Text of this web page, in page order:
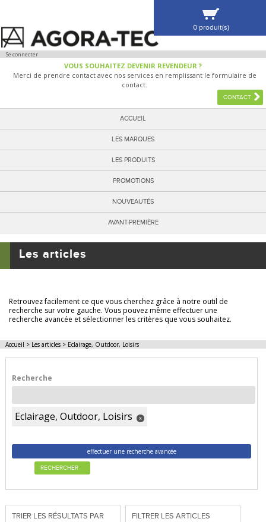
Se connecter
VOUS SOUHAITEZ DEVENIR REVENDEUR ?
Merci de prendre contact avec nos services en remplissant le formulaire de
contact.
CONTACT
ACCUEIL
LES MARQUES
LES PRODUITS
PROMOTIONS
NOUVEAUTÉS
AVANT-PREMIÈRE
0 produit(s)
VOIR MA SÉLECTION
Les articles
Retrouvez facilement ce que vous cherchez grâce à notre outil de
recherche sur votre gauche. Vous pouvez même effectuer une
recherche avancée et sélectionner les critères que vous souhaitez.
Accueil > Les articles> Eclairage, Outdoor, Loisirs
Recherche
Eclairage, Outdoor, Loisirs x
effectuer une recherche avancée
RECHERCHER
TRIER LES RÉSULTATS PAR FILTRER LES ARTICLES